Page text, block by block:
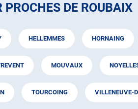
PROCHES DE ROUBAIX
HELLEMMES HORNAING
MOUVAUX
TOURCOING VILLENEUVE-